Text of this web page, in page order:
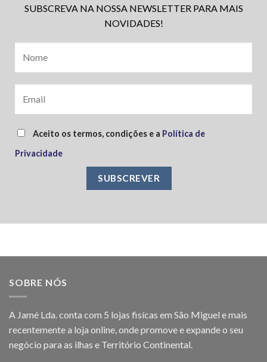
SUBSCREVA NA NOSSA NEWSLETTER PARA MAIS
NOVIDADES!
Aceito os termos, condições e a Política de
Privacidade
SOBRE NÓS
A Jamé Lda. conta com 5 lojas fisícas em São Miguel e mais
recentemente a loja online, onde promove e expande o seu
negócio para as ilhas e Território Continental.